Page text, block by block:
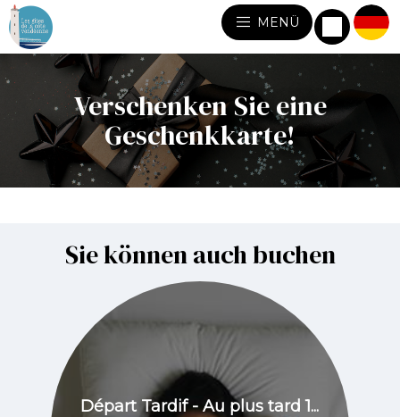
MENÜ
Verschenken Sie eine
Geschenkkarte!
Sie können auch buchen
Départ Tardif - Au plus tard 1...